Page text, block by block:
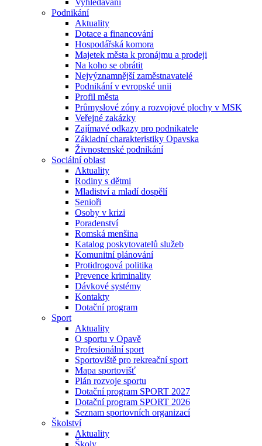
Vyhledávání
Podnikání
Aktuality
Dotace a financování
Hospodářská komora
Majetek města k pronájmu a prodeji
Na koho se obrátit
Nejvýznamnější zaměstnavatelé
Podnikání v evropské unii
Profil města
Průmyslové zóny a rozvojové plochy v MSK
Veřejné zakázky
Zajímavé odkazy pro podnikatele
Základní charakteristiky Opavska
Živnostenské podnikání
Sociální oblast
Aktuality
Rodiny s dětmi
Mladiství a mladí dospělí
Senioři
Osoby v krizi
Poradenství
Romská menšina
Katalog poskytovatelů služeb
Komunitní plánování
Protidrogová politika
Prevence kriminality
Dávkové systémy
Kontakty
Dotační program
Sport
Aktuality
O sportu v Opavě
Profesionální sport
Sportoviště pro rekreační sport
Mapa sportovišť
Plán rozvoje sportu
Dotační program SPORT 2027
Dotační program SPORT 2026
Seznam sportovních organizací
Školství
Aktuality